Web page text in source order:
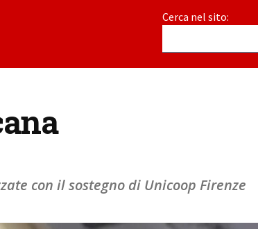
Cerca nel sito:
con il sostegno di Unicoop Firenze